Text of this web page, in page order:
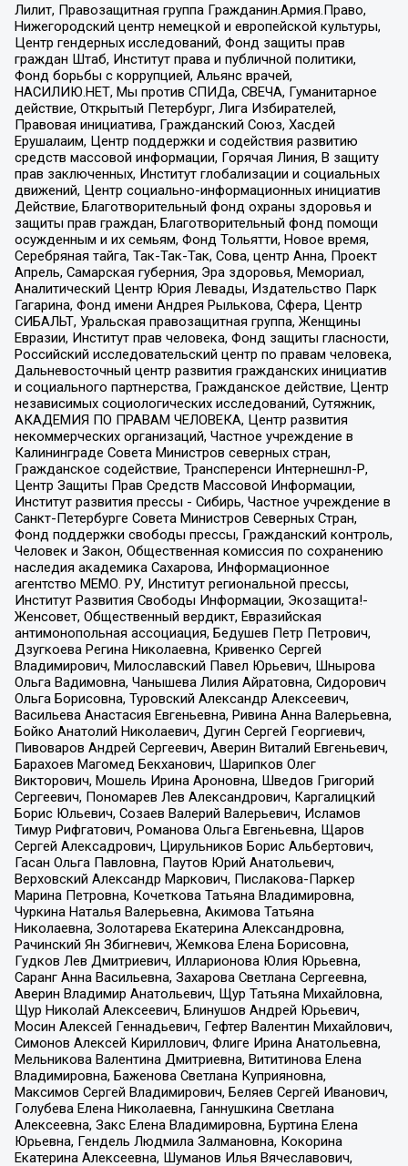
Лилит, Правозащитная группа Гражданин.Армия.Право,
Нижегородский центр немецкой и европейской культуры,
Центр гендерных исследований, Фонд защиты прав
граждан Штаб, Институт права и публичной политики,
Фонд борьбы с коррупцией, Альянс врачей,
НАСИЛИЮ.НЕТ, Мы против СПИДа, СВЕЧА, Гуманитарное
действие, Открытый Петербург, Лига Избирателей,
Правовая инициатива, Гражданский Союз, Хасдей
Ерушалаим, Центр поддержки и содействия развитию
средств массовой информации, Горячая Линия, В защиту
прав заключенных, Институт глобализации и социальных
движений, Центр социально-информационных инициатив
Действие, Благотворительный фонд охраны здоровья и
защиты прав граждан, Благотворительный фонд помощи
осужденным и их семьям, Фонд Тольятти, Новое время,
Серебряная тайга, Так-Так-Так, Сова, центр Анна, Проект
Апрель, Самарская губерния, Эра здоровья, Мемориал,
Аналитический Центр Юрия Левады, Издательство Парк
Гагарина, Фонд имени Андрея Рылькова, Сфера, Центр
СИБАЛЬТ, Уральская правозащитная группа, Женщины
Евразии, Институт прав человека, Фонд защиты гласности,
Российский исследовательский центр по правам человека,
Дальневосточный центр развития гражданских инициатив
и социального партнерства, Гражданское действие, Центр
независимых социологических исследований, Сутяжник,
АКАДЕМИЯ ПО ПРАВАМ ЧЕЛОВЕКА, Центр развития
некоммерческих организаций, Частное учреждение в
Калининграде Совета Министров северных стран,
Гражданское содействие, Трансперенси Интернешнл-Р,
Центр Защиты Прав Средств Массовой Информации,
Институт развития прессы - Сибирь, Частное учреждение в
Санкт-Петербурге Совета Министров Северных Стран,
Фонд поддержки свободы прессы, Гражданский контроль,
Человек и Закон, Общественная комиссия по сохранению
наследия академика Сахарова, Информационное
агентство МЕМО. РУ, Институт региональной прессы,
Институт Развития Свободы Информации, Экозащита!-
Женсовет, Общественный вердикт, Евразийская
антимонопольная ассоциация, Бедушев Петр Петрович,
Дзугкоева Регина Николаевна, Кривенко Сергей
Владимирович, Милославский Павел Юрьевич, Шнырова
Ольга Вадимовна, Чанышева Лилия Айратовна, Сидорович
Ольга Борисовна, Туровский Александр Алексеевич,
Васильева Анастасия Евгеньевна, Ривина Анна Валерьевна,
Бойко Анатолий Николаевич, Дугин Сергей Георгиевич,
Пивоваров Андрей Сергеевич, Аверин Виталий Евгеньевич,
Барахоев Магомед Бекханович, Шарипков Олег
Викторович, Мошель Ирина Ароновна, Шведов Григорий
Сергеевич, Пономарев Лев Александрович, Каргалицкий
Борис Юльевич, Созаев Валерий Валерьевич, Исламов
Тимур Рифгатович, Романова Ольга Евгеньевна, Щаров
Сергей Алексадрович, Цирульников Борис Альбертович,
Гасан Ольга Павловна, Паутов Юрий Анатольевич,
Верховский Александр Маркович, Пислакова-Паркер
Марина Петровна, Кочеткова Татьяна Владимировна,
Чуркина Наталья Валерьевна, Акимова Татьяна
Николаевна, Золотарева Екатерина Александровна,
Рачинский Ян Збигневич, Жемкова Елена Борисовна,
Гудков Лев Дмитриевич, Илларионова Юлия Юрьевна,
Саранг Анна Васильевна, Захарова Светлана Сергеевна,
Аверин Владимир Анатольевич, Щур Татьяна Михайловна,
Щур Николай Алексеевич, Блинушов Андрей Юрьевич,
Мосин Алексей Геннадьевич, Гефтер Валентин Михайлович,
Симонов Алексей Кириллович, Флиге Ирина Анатольевна,
Мельникова Валентина Дмитриевна, Вититинова Елена
Владимировна, Баженова Светлана Куприяновна,
Максимов Сергей Владимирович, Беляев Сергей Иванович,
Голубева Елена Николаевна, Ганнушкина Светлана
Алексеевна, Закс Елена Владимировна, Буртина Елена
Юрьевна, Гендель Людмила Залмановна, Кокорина
Екатерина Алексеевна, Шуманов Илья Вячеславович,